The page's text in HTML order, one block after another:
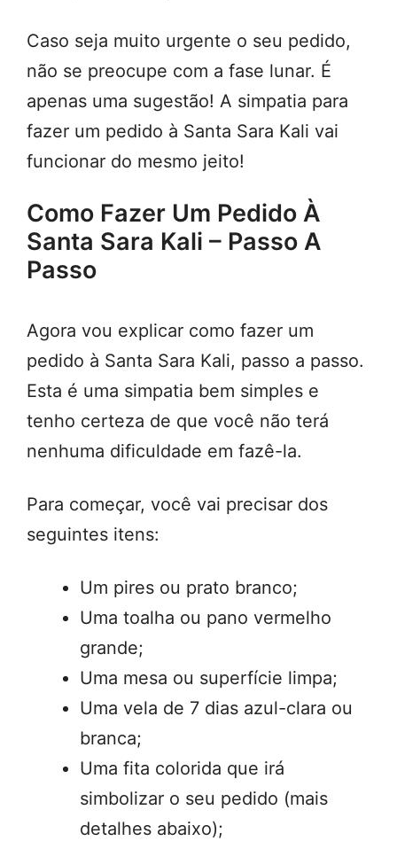
Caso seja muito urgente o seu pedido,
não se preocupe com a fase lunar. É
apenas uma sugestão! A simpatia para
fazer um pedido à Santa Sara Kali vai
funcionar do mesmo jeito!
Como Fazer Um Pedido À
Santa Sara Kali – Passo A
Passo
Agora vou explicar como fazer um
pedido à Santa Sara Kali, passo a passo.
Esta é uma simpatia bem simples e
tenho certeza de que você não terá
nenhuma dificuldade em fazê-la.
Para começar, você vai precisar dos
seguintes itens:
Um pires ou prato branco;
Uma toalha ou pano vermelho
grande;
Uma mesa ou superfície limpa;
Uma vela de 7 dias azul-clara ou
branca;
Uma fita colorida que irá
simbolizar o seu pedido (mais
detalhes abaixo);